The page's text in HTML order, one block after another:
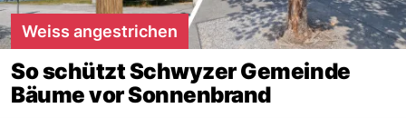
Weiss angestrichen
So schützt Schwyzer Gemeinde
Bäume vor Sonnenbrand